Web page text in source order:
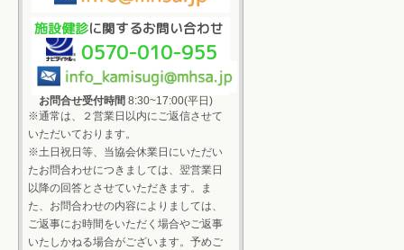
施設健診に関するお問い合わせ
0570-010-955
お問合せ受付時間 8:30~17:00(平日)
※通常は、２営業日以内にご返信させて
いただいております。
※土日祝日等、当協会休業日にいただい
たお問合わせにつきましては、翌営業日
以降の回答とさせていただきます。ま
た、お問合わせの内容によりましては、
ご返事にお時間をいただく場合やご返事
いたしかねる場合がございます。予めご